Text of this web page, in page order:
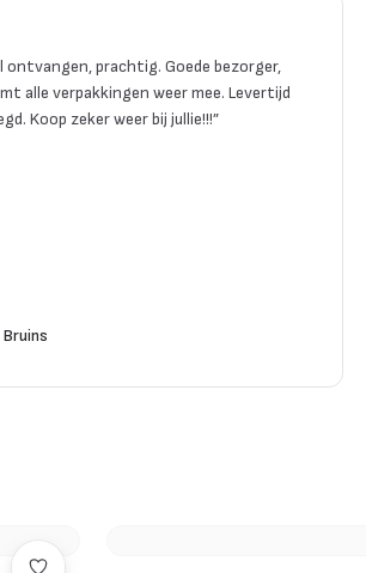
ontvangen, prachtig. Goede bezorger,
alle verpakkingen weer mee. Levertijd
Koop zeker weer bij jullie!!!”